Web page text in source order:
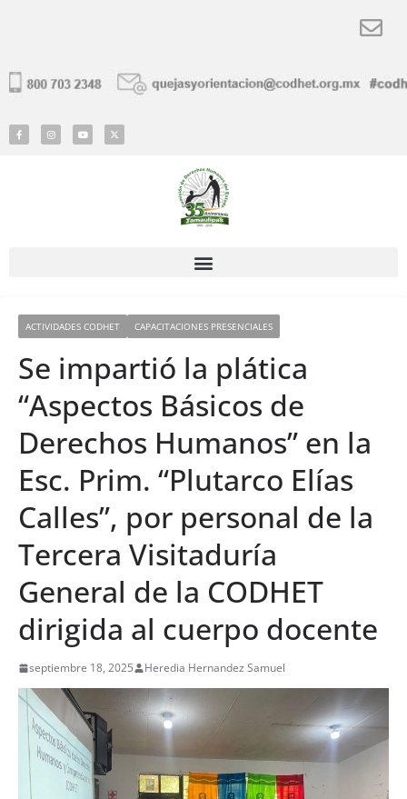
ACTIVIDADES CODHET CAPACITACIONES PRESENCIALES
Se impartió la plática
“Aspectos Básicos de
Derechos Humanos” en la
Esc. Prim. “Plutarco Elías
Calles”, por personal de la
Tercera Visitaduría
General de la CODHET
dirigida al cuerpo docente
septiembre 18, 2025 Heredia Hernandez Samuel